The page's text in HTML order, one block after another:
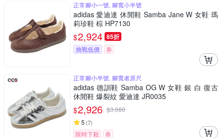
正常腳小一號, 腳寬小半號
adidas 愛迪達 休閒鞋 Samba Jane W 女鞋 瑪
莉珍鞋 棕 HP7130
$2,924 85折
挑戰低價 券
正常腳小半號, 腳寬者原尺
adidas 德訓鞋 Samba OG W 女鞋 銀 白 復古
休閒鞋 爆裂紋 愛迪達 JR0035
$2,926 $3,080
5 (7)
限時下殺
券